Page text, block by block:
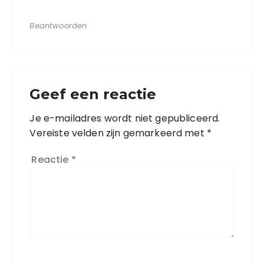
Beantwoorden
Geef een reactie
Je e-mailadres wordt niet gepubliceerd.
Vereiste velden zijn gemarkeerd met *
Reactie *